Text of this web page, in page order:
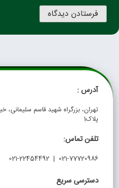
آدرس :
تهران، بزرگراه شهید قاسم سلیمانی،
پلاک1
تلفن تماس:
021-77720986 | 021-22454492
دسترسی سریع